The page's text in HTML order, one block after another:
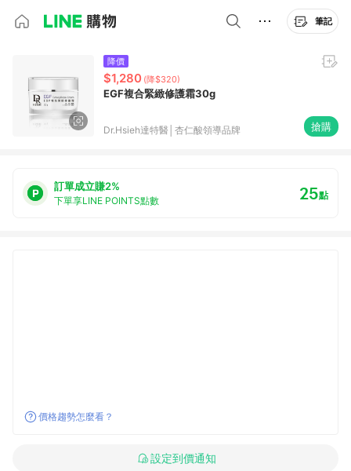
筆記
降價
$1,280 (降$320)
EGF複合緊緻修護霜30g
Dr.Hsieh達特醫│杏仁酸領導品牌 搶購
訂單成立賺2%
下單享LINE POINTS點數 25點
價格趨勢怎麼看？
設定到價通知